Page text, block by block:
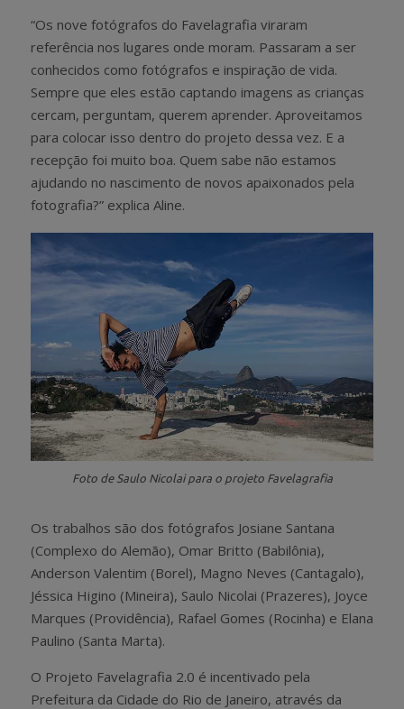
“Os nove fotógrafos do Favelagrafia viraram
referência nos lugares onde moram. Passaram a ser
conhecidos como fotógrafos e inspiração de vida.
Sempre que eles estão captando imagens as crianças
cercam, perguntam, querem aprender. Aproveitamos
para colocar isso dentro do projeto dessa vez. E a
recepção foi muito boa. Quem sabe não estamos
ajudando no nascimento de novos apaixonados pela
fotografia?” explica Aline.
Foto de Saulo Nicolai para o projeto Favelagrafia
Os trabalhos são dos fotógrafos Josiane Santana
(Complexo do Alemão), Omar Britto (Babilônia),
Anderson Valentim (Borel), Magno Neves (Cantagalo),
Jéssica Higino (Mineira), Saulo Nicolai (Prazeres), Joyce
Marques (Providência), Rafael Gomes (Rocinha) e Elana
Paulino (Santa Marta).
O Projeto Favelagrafia 2.0 é incentivado pela
Prefeitura da Cidade do Rio de Janeiro, através da